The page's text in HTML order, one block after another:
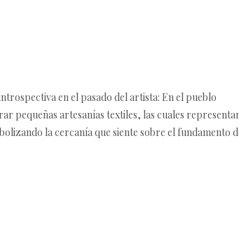
en el pasado del artista: En el pueblo
pequeñas artesanías textiles, las cuales
la cercanía que siente sobre el fundamento